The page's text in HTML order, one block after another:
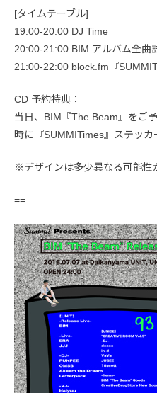
[タイムテーブル]
19:00-20:00 DJ Time
20:00-21:00 BIM アルバム全曲
21:00-22:00 block.fm『
CD 予約特典：
当日、BIM『The Beam』をご
時に『SUMMITimes』ステッカ
※デザインは多少異なる可能性
==